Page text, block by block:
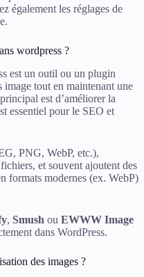
également les réglages de
wordpress ?
est un outil ou un plugin
tout en maintenant une
est d’améliorer la
essentiel pour le SEO et
PNG, WebP, etc.),
et souvent ajoutent des
formats modernes (ex. WebP)
, Smush ou EWWW Image
dans WordPress.
des images ?